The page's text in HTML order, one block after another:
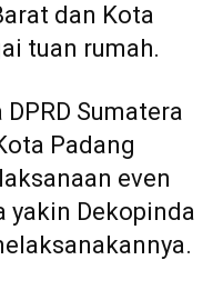
dan Kota
tuan rumah.
Sumatera
Padang
even
yakin Dekopinda